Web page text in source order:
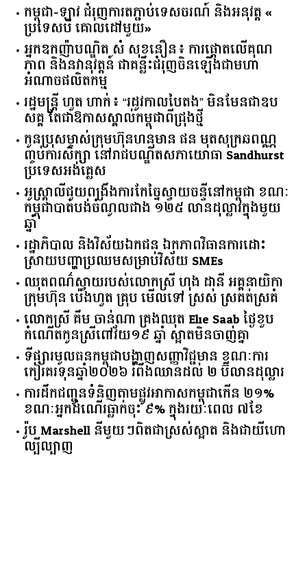
កម្ពុជា​-​ឡាវ ​ជំរុញ​ការ​តភ្ជាប់​ទេសចរណ៍​ ​និង​អនុវត្ត​ ​«​
ប្រទេស​បី ​គោលដៅ​មួយ​»
អ្នកឧកញ៉ាបណ្ឌិត សំ សុខនឿន៖ ការផ្តោតលើគុណ
ភាព និងនវានុវត្តន៍ ជាគន្លឹះជំរុញចិនឡើងជាមហា
អំណាចផលិតកម្ម
រដ្ឋមន្ត្រី ហួត ហាក់៖ “រដូវកាលបៃតង” មិនមែនជាឧប
សគ្គ តែជាឱកាសស្គាល់កម្ពុជាពីជ្រុងថ្មី
កូនប្រុសម្ចាស់ក្រុមហ៊ុនហនុមាន ផន មុតសុក្រឆពណ្ណ
ញ្ចប់ការសិក្សា នៅរាជបណ្ឌិតសភាយោធា Sandhurst
ប្រទេសអង់គ្លេស
អូស្ត្រាលី​ជួយ​ពង្រឹង​ការ​កែច្នៃ​ស្វាយចន្ទី​នៅ​កម្ពុជា​ ​ខណៈ​
កម្ពុជា​បាត់បង់​ចំណូល​ជាង​ ​១២៥​ ​លាន​ដុល្លារ​ក្នុង​មួយ​
ឆ្នាំ​
រដ្ឋាភិបាល​ ​និង​វិស័យ​ឯកជន ​ឯកភាព​វិធានការ​ដោះ
ស្រាយ​បញ្ហា​ប្រឈម​​សម្រាប់​វិស័យ​ ​SMEs​
ឈុតពណ៌ស្វាយរបស់លោកស្រី ហុង ដានី អគ្គ​នាយិកា​
ក្រុមហ៊ុន ប៉េងហួត គ្រុប មើលទៅ ស្រស់ ស្រគត់ស្រគំ
លោកស្រី គឹម ចាន់ណា គ្រងឈុត Elie Saab ថ្ងៃខួប
កំណើតកូនស្រីពៅវ័យ១៩ ឆ្នាំ ស្អាតមិនចាញ់គ្នា
ទីផ្សារ​មូលធន​កម្ពុជា​បង្ហាញ​សញ្ញា​វិជ្ជមាន​ ​ខណៈ​ការ​
កៀរគរ​ទុន​ឆ្នាំ​២០២៦​ ​រំពឹង​ឈានដល់​ ​២​ ​ប៊ីលាន​ដុល្លារ​
ការដឹកជញ្ជូនទំនិញតាមផ្លូវអាកាសកម្ពុជាកើន ២១%
ខណៈអ្នកដំណើរធ្លាក់ចុះ ៩% ក្នុងរយៈពេល ៧ខែ
រ៉ូប Marshell នីមួយៗពិតជាស្រស់ស្អាត និងជាយីហោ
ល្បីល្បាញ